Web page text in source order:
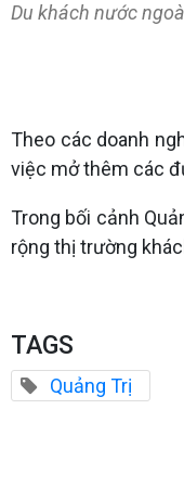
Du khách nước
Theo các doanh
việc mở thêm các
Trong bối cảnh
rộng thị trường
TAGS
Quảng Trị